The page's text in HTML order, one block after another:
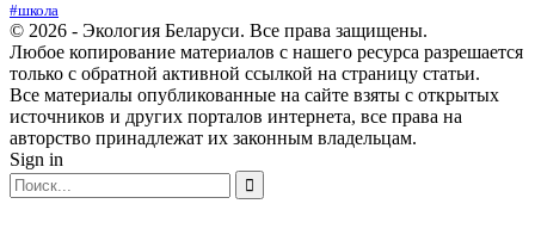
#школа
© 2026 - Экология Беларуси. Все права защищены.
Любое копирование материалов с нашего ресурса разрешается
только с обратной активной ссылкой на страницу статьи.
Все материалы опубликованные на сайте взяты с открытых
источников и других порталов интернета, все права на
авторство принадлежат их законным владельцам.
Sign in